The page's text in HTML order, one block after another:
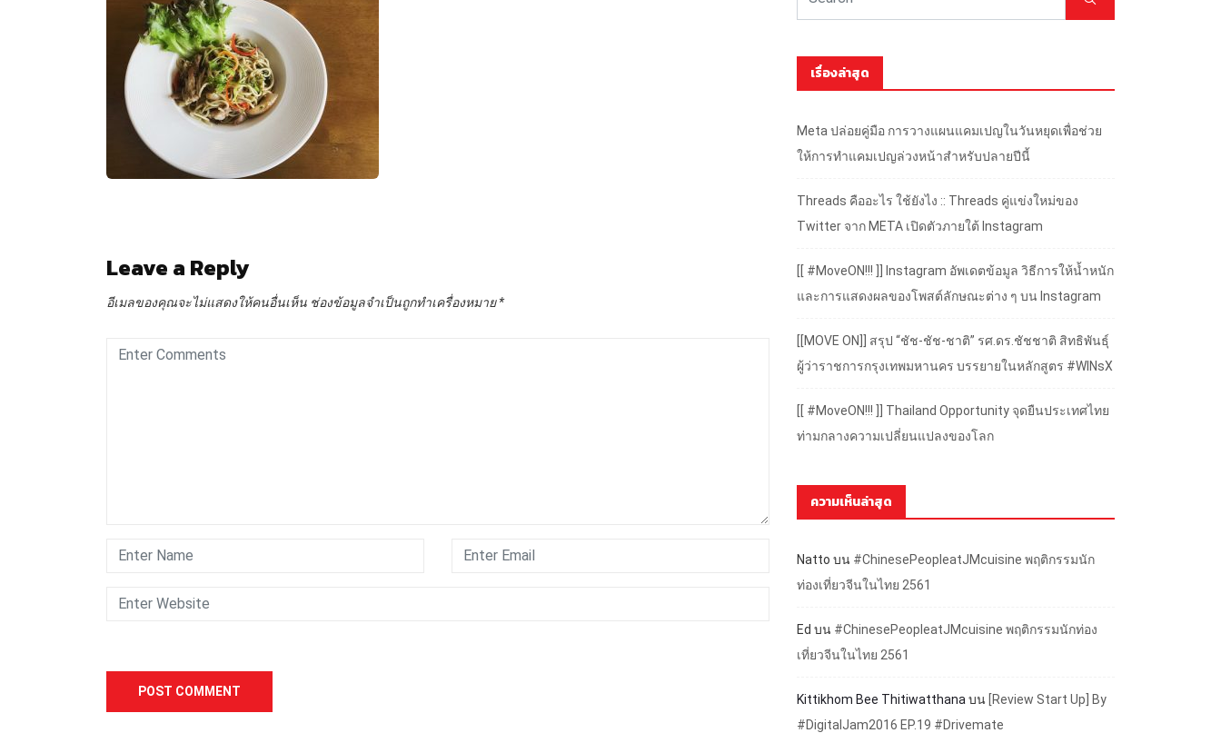
Leave a Reply
อีเมลของคุณจะไม่แสดงให้คนอื่นเห็น ช่องข้อมูลจำเป็นถูกทำเครื่องหมาย*
เรื่องล่าสุด
Meta ปล่อยคู่มือ การวางแผนแคมเปญในวันหยุดเพื่อช่วย
ให้การทำแคมเปญล่วงหน้าสำหรับปลายปีนี้
Threads คืออะไร ใช้ยังไง :: Threads คู่แข่งใหม่ของ
Twitter จาก META เปิดตัวภายใต้ Instagram
[[ #MoveON!!! ]] Instagram อัพเดตข้อมูล วิธีการให้น้ำหนัก
และการแสดงผลของโพสต์ลักษณะต่าง ๆ บน Instagram
[[MOVE ON]] สรุป “ชัช-ชัช-ชาติ” รศ.ดร.ชัชชาติ สิทธิพันธุ์
ผู้ว่าราชการกรุงเทพมหานคร บรรยายในหลักสูตร #WINsX
[[ #MoveON!!! ]] Thailand Opportunity จุดยืนประเทศไทย
ท่ามกลางความเปลี่ยนแปลงของโลก
ความเห็นล่าสุด
Natto บน #ChinesePeopleatJMcuisine พฤติกรรมนัก
ท่องเที่ยวจีนในไทย 2561
Ed บน #ChinesePeopleatJMcuisine พฤติกรรมนักท่อง
เที่ยวจีนในไทย 2561
Kittikhom Bee Thitiwatthana บน [Review Start Up] By
#DigitalJam2016 EP.19 #Drivemate